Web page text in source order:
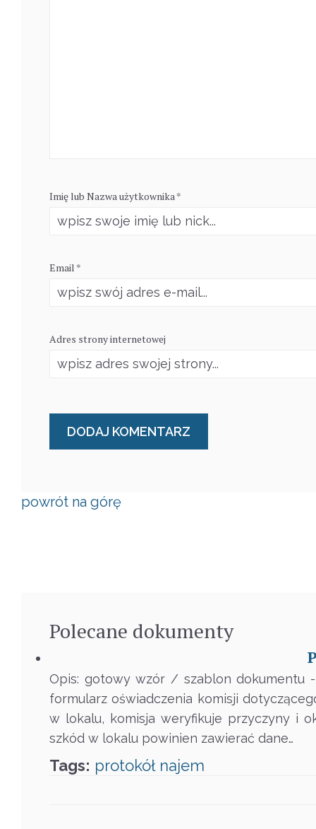
Imię lub Nazwa użytkownika *
Email *
Adres strony internetowej
powrót na górę
Polecane dokumenty
Opis: gotowy wzór / szablon dokumentu
formularz oświadczenia komisji
w lokalu, komisja weryfikuje przyczyny i
szkód w lokalu powinien zawierać dane…
Tags: protokół najem